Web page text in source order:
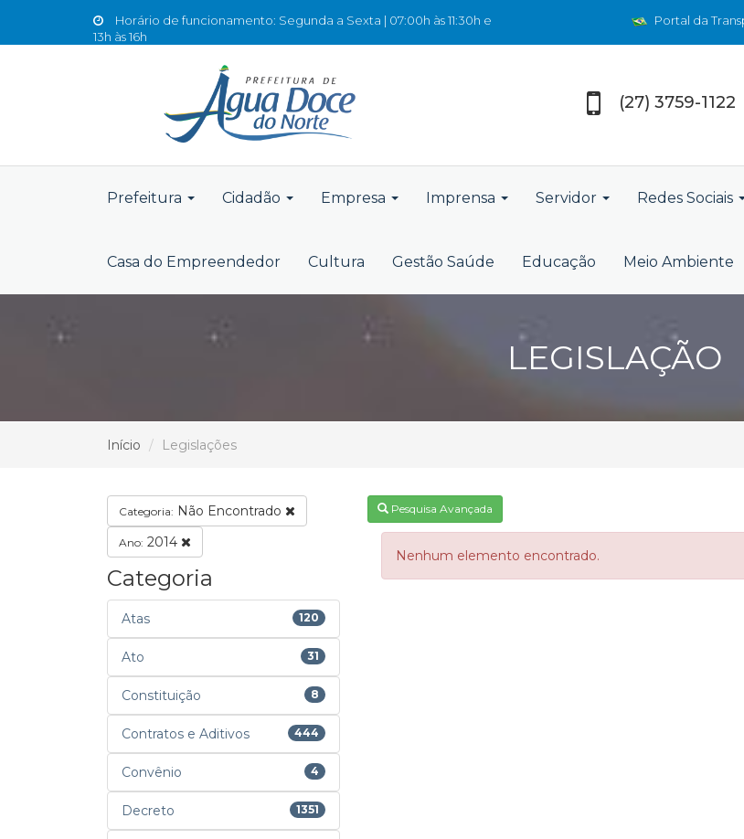
Horário de funcionamento: Segunda a Sexta | 07:00h às 11:30h e
13h às 16h
Portal da
(27) 3759-1122
Prefeitura Cidadão Empresa Imprensa Servidor Redes Sociais
Casa do Empreendedor Cultura Gestão Saúde Educação Meio Ambiente
LEGISLAÇÃO
Início Legislações
Categoria: Não Encontrado
Ano: 2014
Categoria
Atas 120
Ato 31
Constituição 8
Contratos e Aditivos 444
Convênio 4
Decreto 1351
Pesquisa Avançada
Nenhum elemento encontrado.